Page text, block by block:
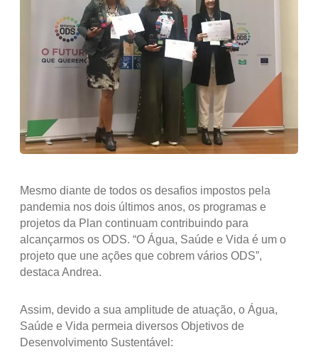
Mesmo diante de todos os desafios impostos pela
pandemia nos dois últimos anos, os programas e
projetos da Plan continuam contribuindo para
alcançarmos os ODS. “O Água, Saúde e Vida é um o
projeto que une ações que cobrem vários ODS”,
destaca Andrea.
Assim, devido a sua amplitude de atuação, o Água,
Saúde e Vida permeia diversos Objetivos de
Desenvolvimento Sustentável: